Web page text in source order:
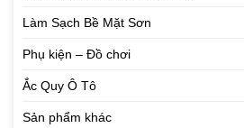
Làm Sạch Bề Mặt Sơn
Phụ kiện – Đồ chơi
Ắc Quy Ô Tô
Sản phẩm khác